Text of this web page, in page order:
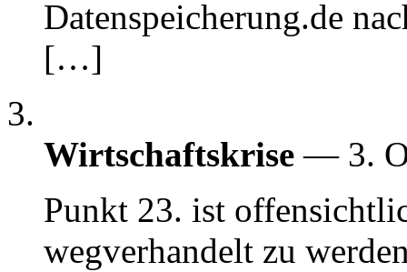
Datenspeicherung.de
[…]
Wirtschaftskrise — 3.
Punkt 23. ist
wegverhandelt zu